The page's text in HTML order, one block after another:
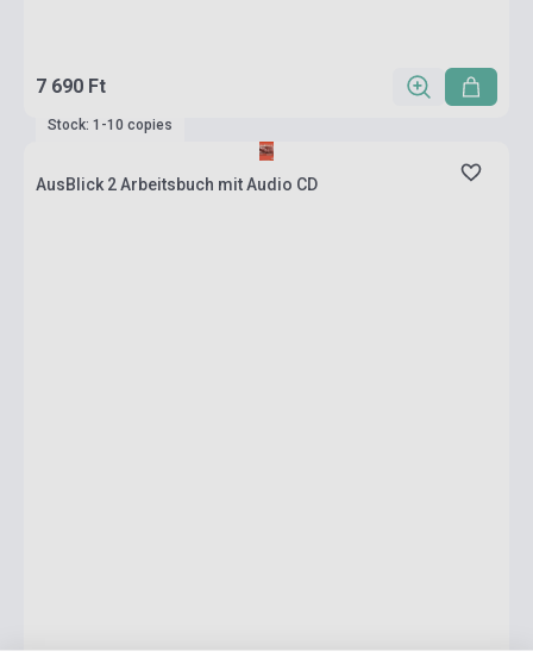
7 690 Ft
Stock: 1-10 copies
AusBlick 2 Arbeitsbuch mit Audio CD